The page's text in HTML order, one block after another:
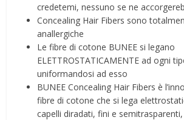
credetemi, nessuno se ne
Concealing Hair Fibers sono
anallergiche
Le fibre di cotone BUNEE si legano
ELETTROSTATICAMENTE ad ogni
uniformandosi ad esso
BUNEE Concealing Hair Fibers è
fibre di cotone che si lega
capelli diradati, fini e